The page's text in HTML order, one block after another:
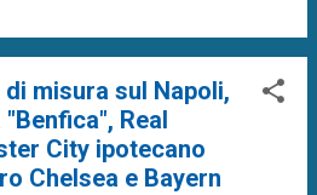
misura sul Napoli,
Real
City ipotecano
Chelsea e Bayern